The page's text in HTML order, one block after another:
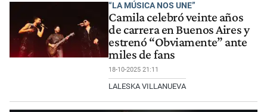
“LA MÚSICA NOS UNE”
Camila celebró veinte años
de carrera en Buenos Aires y
estrenó “Obviamente” ante
miles de fans
18-10-2025 21:11
LALESKA VILLANUEVA